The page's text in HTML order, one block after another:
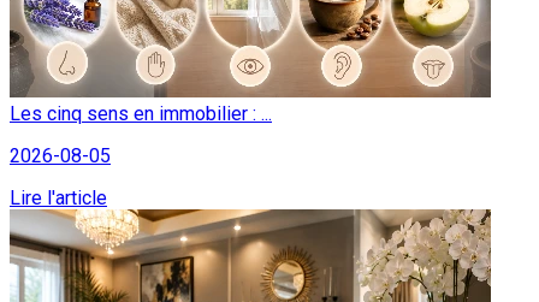
Les cinq sens en immobilier : ...
2026-08-05
Lire l'article